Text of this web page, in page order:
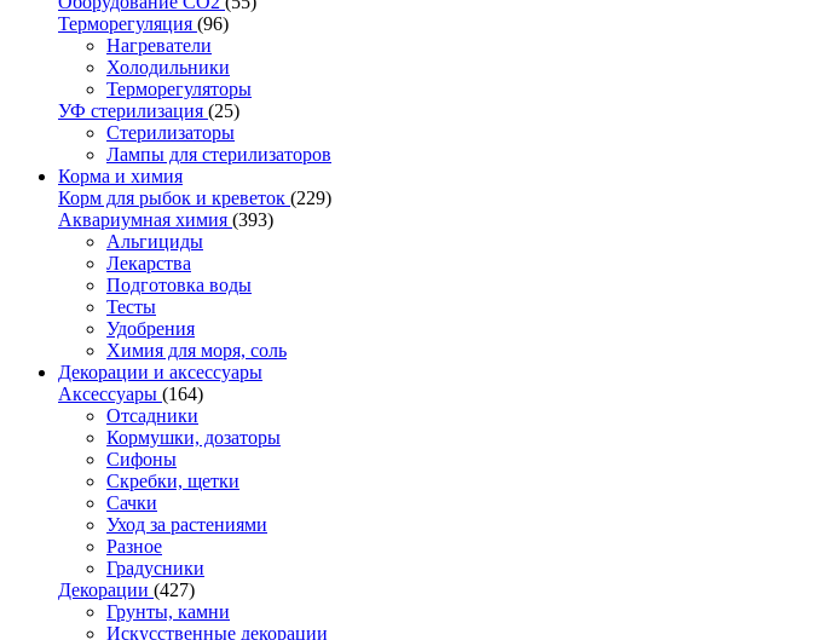
Терморегуляция (96)
Нагреватели
Холодильники
Терморегуляторы
УФ стерилизация (25)
Стерилизаторы
Лампы для стерилизаторов
Корма и химия
Корм для рыбок и креветок (229)
Аквариумная химия (393)
Альгициды
Лекарства
Подготовка воды
Тесты
Удобрения
Химия для моря, соль
Декорации и аксессуары
Аксессуары (164)
Отсадники
Кормушки, дозаторы
Сифоны
Скребки, щетки
Сачки
Уход за растениями
Разное
Градусники
Декорации (427)
Грунты, камни
Искусственные декорации